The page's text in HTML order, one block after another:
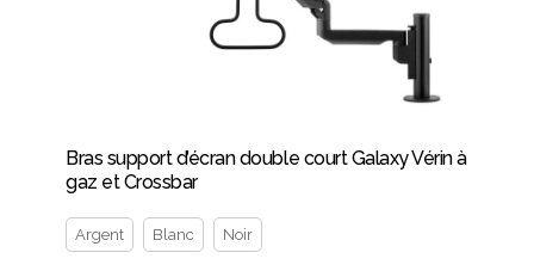
Bras support d’écran double court Galaxy Vérin à
gaz et Crossbar
Argent Blanc Noir